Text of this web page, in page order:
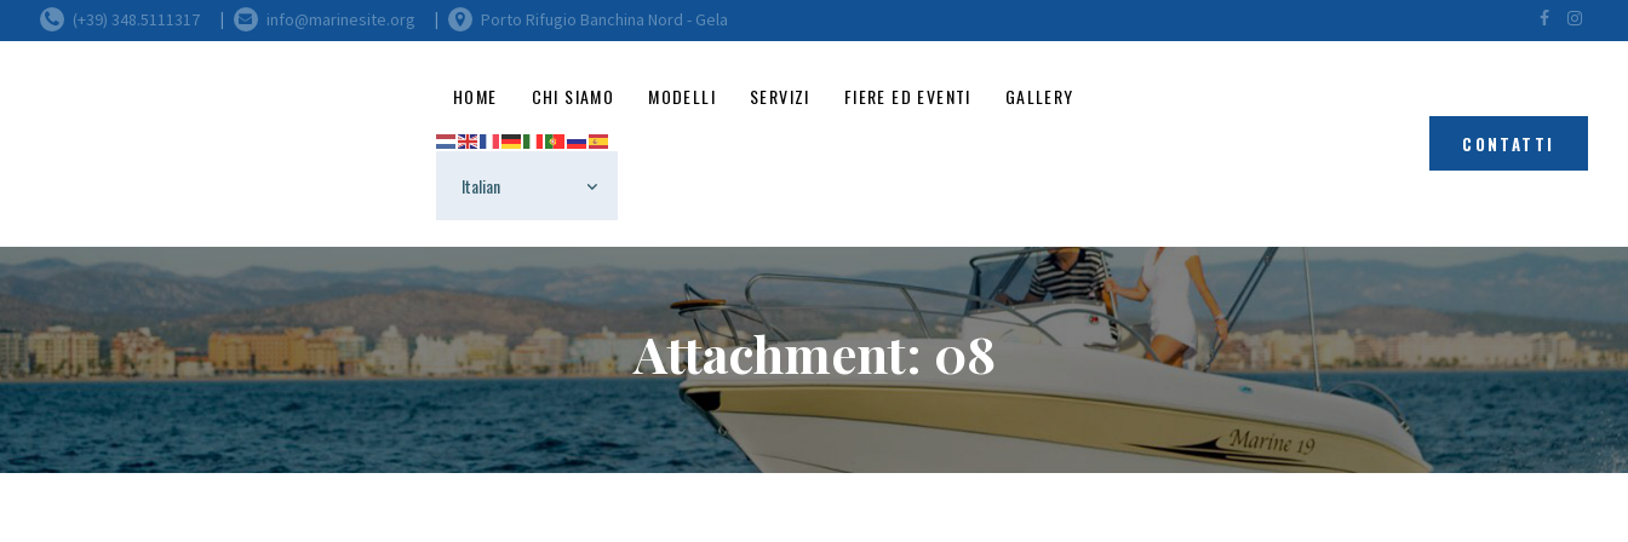
(+39) 348.5111317 info@marinesite.org Porto Rifugio Banchina Nord - Gela
HOME CHI SIAMO MODELLI SERVIZI FIERE ED EVENTI GALLERY
CONTATTI
Attachment: 08
HOME
CHI SIAMO
FIERE ED EVENTI
GALLERY